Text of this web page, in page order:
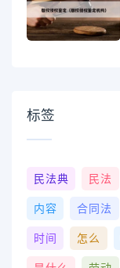
标签
民法典 民法
内容 合同法
时间 怎么